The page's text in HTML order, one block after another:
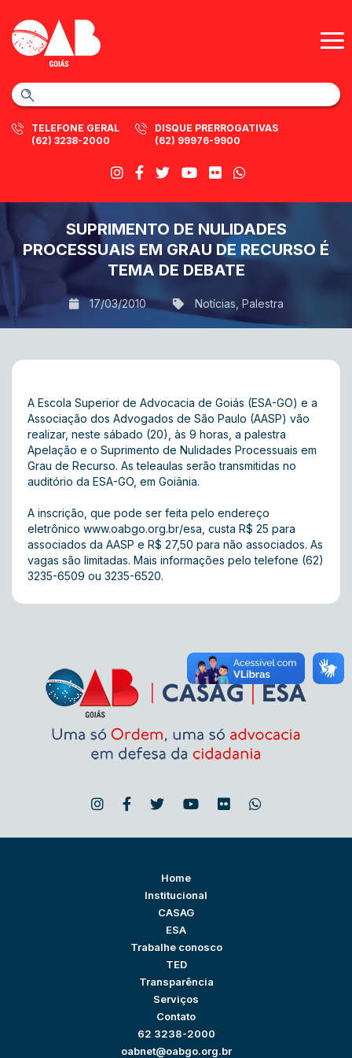
TELEFONE GERAL
(62) 3238-2000
DISQUE PRERROGATIVAS
(62) 99976-9900
SUPRIMENTO DE NULIDADES
PROCESSUAIS EM GRAU DE RECURSO É
TEMA DE DEBATE
17/03/2010 Notícias Palestra
A Escola Superior de Advocacia de Goiás (ESA-GO) e a
Associação dos Advogados de São Paulo (AASP) vão
realizar, neste sábado (20), às 9 horas, a palestra
Apelação e o Suprimento de Nulidades Processuais em
Grau de Recurso. As teleaulas serão transmitidas no
auditório da ESA-GO, em Goiânia.
A inscrição, que pode ser feita pelo endereço
eletrônico www.oabgo.org.br/esa, custa R$ 25 para
associados da AASP e R$ 27,50 para não associados. As
vagas são limitadas. Mais informações pelo telefone (62)
3235-6509 ou 3235-6520.
Home
Institucional
CASAG
ESA
Trabalhe conosco
TED
Transparência
Serviços
Contato
62 3238-2000
oabnet@oabgo.org.br